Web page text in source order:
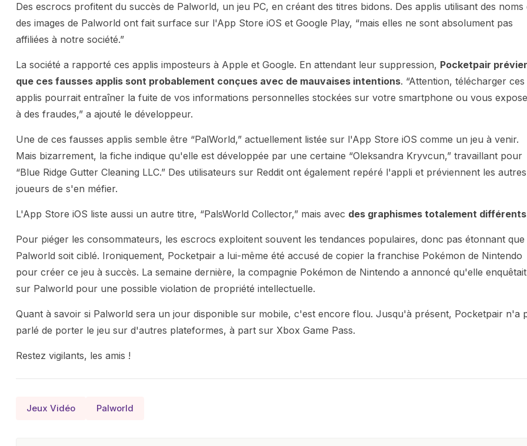
Des escrocs profitent du succès de Palworld, un jeu PC, en créant des titres bidons. Des applis utilisant des noms
des images de Palworld ont fait surface sur l'App Store iOS et Google Play, “mais elles ne sont absolument pas
affiliées à notre société.”
La société a rapporté ces applis imposteurs à Apple et Google. En attendant leur suppression, Pocketpair
que ces fausses applis sont probablement conçues avec de mauvaises intentions. “Attention, télécharger ces
applis pourrait entraîner la fuite de vos informations personnelles stockées sur votre smartphone ou vous
à des fraudes,” a ajouté le développeur.
Une de ces fausses applis semble être “PalWorld,” actuellement listée sur l'App Store iOS comme un jeu à venir.
Mais bizarrement, la fiche indique qu'elle est développée par une certaine “Oleksandra Kryvcun,” travaillant pour
“Blue Ridge Gutter Cleaning LLC.” Des utilisateurs sur Reddit ont également repéré l'appli et préviennent les autres
joueurs de s'en méfier.
L'App Store iOS liste aussi un autre titre, “PalsWorld Collector,” mais avec des graphismes totalement différents
Pour piéger les consommateurs, les escrocs exploitent souvent les tendances populaires, donc pas étonnant que
Palworld soit ciblé. Ironiquement, Pocketpair a lui-même été accusé de copier la franchise Pokémon de Nintendo
pour créer ce jeu à succès. La semaine dernière, la compagnie Pokémon de Nintendo a annoncé qu'elle enquêtait
sur Palworld pour une possible violation de propriété intellectuelle.
Quant à savoir si Palworld sera un jour disponible sur mobile, c'est encore flou. Jusqu'à présent, Pocketpair n'a
parlé de porter le jeu sur d'autres plateformes, à part sur Xbox Game Pass.
Restez vigilants, les amis !
Jeux Vidéo Palworld